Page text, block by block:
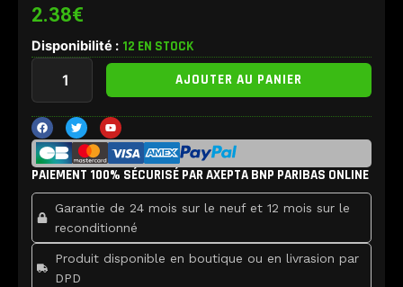
2.38€
Disponibilité : 12 EN STOCK
quantité
Bouton
R/L
Nintendo
Switch
et
Lite
souder
AJOUTER AU PANIER
F
a
c
e
b
o
k
T
w
i
t
t
e
Y
o
u
t
u
b
PAIEMENT 100% SÉCURISÉ PAR AXEPTA BNP PARIBAS ONLINE
Garantie de 24 mois sur le neuf et 12 mois sur le
reconditionné
Produit disponible en boutique ou en livrasion par
DPD